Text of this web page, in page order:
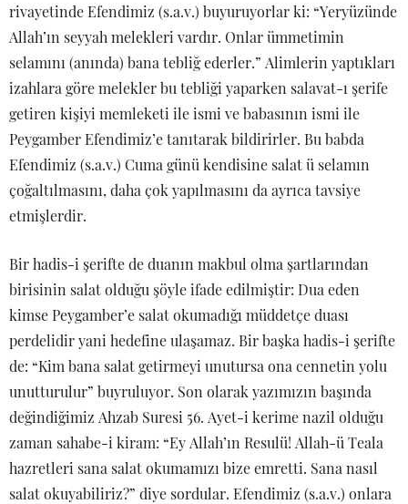
rivayetinde Efendimiz (s.a.v.) buyuruyorlar ki: “Yeryüzünde
Allah’ın seyyah melekleri vardır. Onlar ümmetimin
selamını (anında) bana tebliğ ederler.” Alimlerin yaptıkları
izahlara göre melekler bu tebliği yaparken salavat-ı şerife
getiren kişiyi memleketi ile ismi ve babasının ismi ile
Peygamber Efendimiz’e tanıtarak bildirirler. Bu babda
Efendimiz (s.a.v.) Cuma günü kendisine salat ü selamın
çoğaltılmasını, daha çok yapılmasını da ayrıca tavsiye
etmişlerdir.
Bir hadis-i şerifte de duanın makbul olma şartlarından
birisinin salat olduğu şöyle ifade edilmiştir: Dua eden
kimse Peygamber’e salat okumadığı müddetçe duası
perdelidir yani hedefine ulaşamaz. Bir başka hadis-i şerifte
de: “Kim bana salat getirmeyi unutursa ona cennetin yolu
unutturulur” buyruluyor. Son olarak yazımızın başında
değindiğimiz Ahzab Suresi 56. Ayet-i kerime nazil olduğu
zaman sahabe-i kiram: “Ey Allah’ın Resulü! Allah-ü Teala
hazretleri sana salat okumamızı bize emretti. Sana nasıl
salat okuyabiliriz?” diye sordular. Efendimiz (s.a.v.) onlara